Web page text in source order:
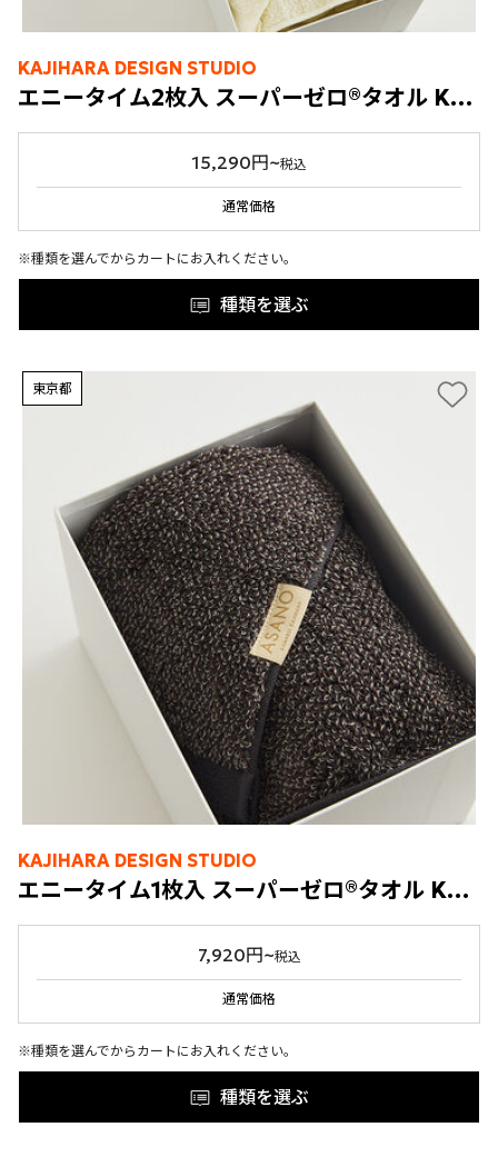
KAJIHARA DESIGN STUDIO
エニータイム2枚入 スーパーゼロ®タオル KASUMI
15,290円~税込
通常価格
※種類を選んでからカートにお入れください。
種類を選ぶ
東京都
KAJIHARA DESIGN STUDIO
エニータイム1枚入 スーパーゼロ®タオル KASUMI
7,920円~税込
通常価格
※種類を選んでからカートにお入れください。
種類を選ぶ